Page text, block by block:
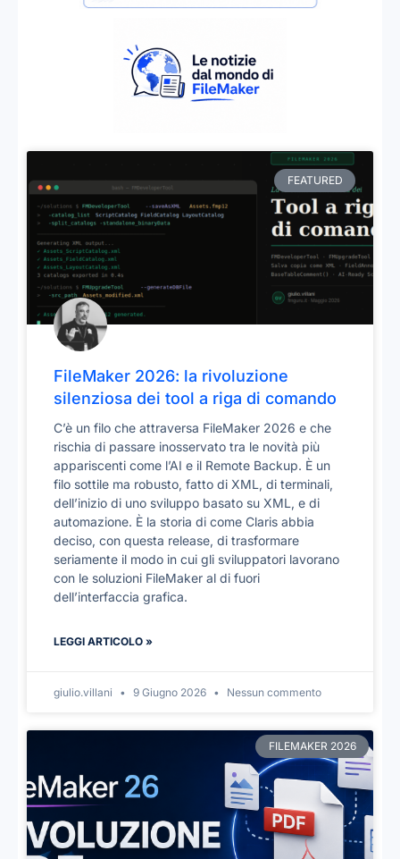
FEATURED
FileMaker 2026: la rivoluzione
silenziosa dei tool a riga di comando
C’è un filo che attraversa FileMaker 2026 e che
rischia di passare inosservato tra le novità più
appariscenti come l’AI e il Remote Backup. È un
filo sottile ma robusto, fatto di XML, di terminali,
dell’inizio di uno sviluppo basato su XML, e di
automazione. È la storia di come Claris abbia
deciso, con questa release, di trasformare
seriamente il modo in cui gli sviluppatori lavorano
con le soluzioni FileMaker al di fuori
dell’interfaccia grafica.
LEGGI ARTICOLO »
giulio.villani 9 Giugno 2026 Nessun commento
FILEMAKER 2026